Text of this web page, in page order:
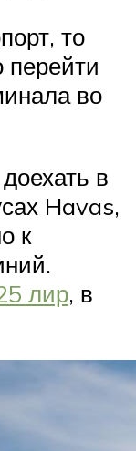
то
перейти
во
в
Havas,
к
лир, в